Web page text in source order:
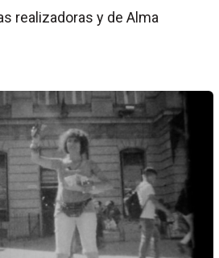
realizadoras y de Alma